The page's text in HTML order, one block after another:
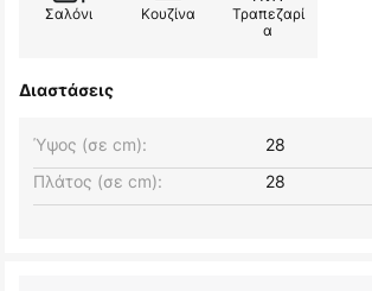
Σαλόνι Κουζίνα
Τραπεζαρί
α
Διαστάσεις
Πλάτος (σε cm): 28
Ύψος (σε cm): 28